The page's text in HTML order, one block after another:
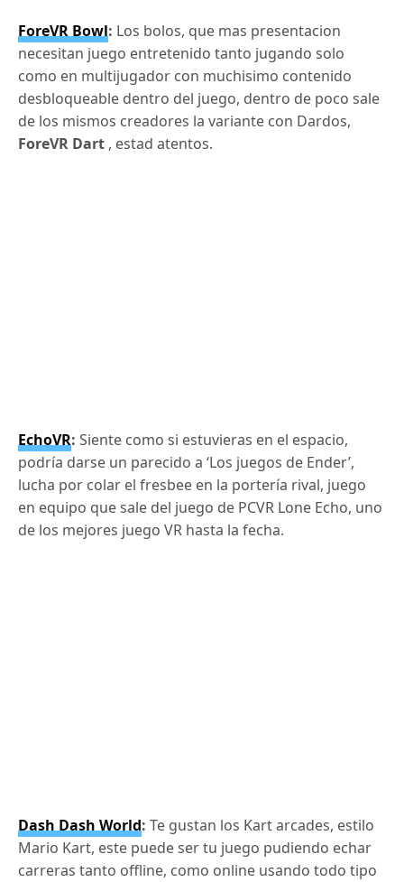
ForeVR Bowl: Los bolos, que mas presentacion
necesitan juego entretenido tanto jugando solo
como en multijugador con muchisimo contenido
desbloqueable dentro del juego, dentro de poco sale
de los mismos creadores la variante con Dardos,
ForeVR Dart , estad atentos.
EchoVR: Siente como si estuvieras en el espacio,
podría darse un parecido a ‘Los juegos de Ender’,
lucha por colar el fresbee en la portería rival, juego
en equipo que sale del juego de PCVR Lone Echo, uno
de los mejores juego VR hasta la fecha.
Dash Dash World: Te gustan los Kart arcades, estilo
Mario Kart, este puede ser tu juego pudiendo echar
carreras tanto offline, como online usando todo tipo